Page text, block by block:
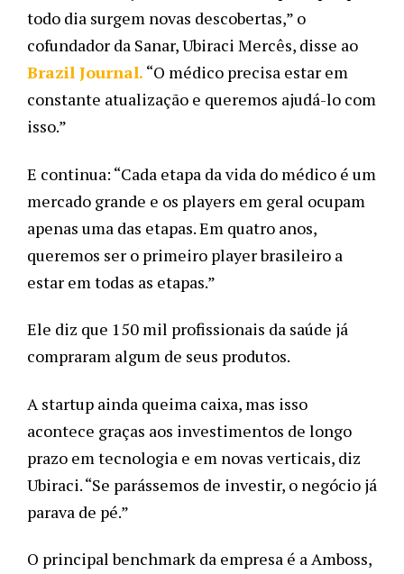
todo dia surgem novas descobertas,” o
Brazil Journal. “O médico precisa estar em
constante atualização e queremos ajudá-lo com
isso.”
E continua: “Cada etapa da vida do médico é um
mercado grande e os players em geral ocupam
apenas uma das etapas. Em quatro anos,
queremos ser o primeiro player brasileiro a
estar em todas as etapas.”
Ele diz que 150 mil profissionais da saúde já
compraram algum de seus produtos.
A startup ainda queima caixa, mas isso
acontece graças aos investimentos de longo
prazo em tecnologia e em novas verticais, diz
Ubiraci. “Se parássemos de investir, o negócio já
parava de pé.”
O principal benchmark da empresa é a Amboss,